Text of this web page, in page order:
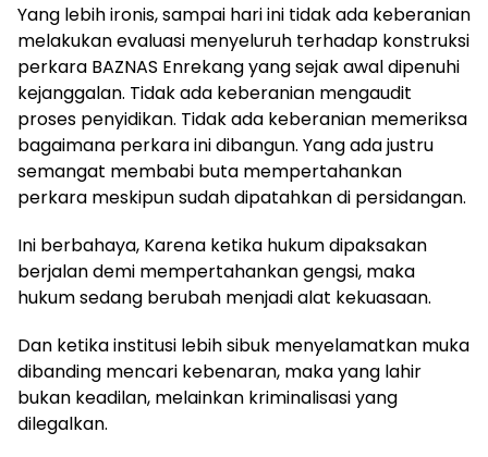
Yang lebih ironis, sampai hari ini tidak ada keberanian
melakukan evaluasi menyeluruh terhadap konstruksi
perkara BAZNAS Enrekang yang sejak awal dipenuhi
kejanggalan. Tidak ada keberanian mengaudit
proses penyidikan. Tidak ada keberanian memeriksa
bagaimana perkara ini dibangun. Yang ada justru
semangat membabi buta mempertahankan
perkara meskipun sudah dipatahkan di persidangan.
Ini berbahaya, Karena ketika hukum dipaksakan
berjalan demi mempertahankan gengsi, maka
hukum sedang berubah menjadi alat kekuasaan.
Dan ketika institusi lebih sibuk menyelamatkan muka
dibanding mencari kebenaran, maka yang lahir
bukan keadilan, melainkan kriminalisasi yang
dilegalkan.